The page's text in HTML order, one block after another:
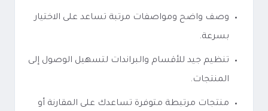
وصف واضح ومواصفات مرتبة تساعد على الاختيار
بسرعة.
تنظيم جيد للأقسام والبراندات لتسهيل الوصول إلى
المنتجات.
منتجات مرتبطة متوفرة تساعدك على المقارنة أو